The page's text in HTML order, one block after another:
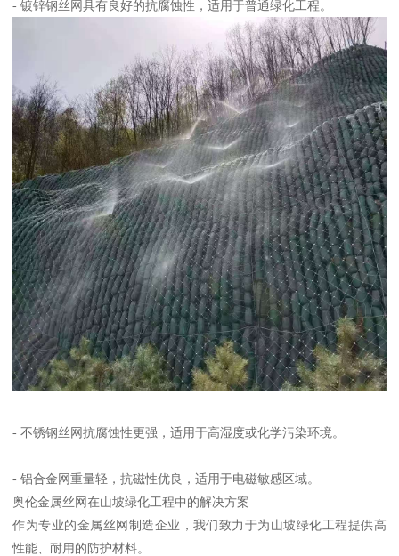
- 镀锌钢丝网具有良好的抗腐蚀性，适用于普通绿化工程。
- 不锈钢丝网抗腐蚀性更强，适用于高湿度或化学污染环境。
- 铝合金网重量轻，抗磁性优良，适用于电磁敏感区域。
奥伦金属丝网在山坡绿化工程中的解决方案
作为专业的金属丝网制造企业，我们致力于为山坡绿化工程提供高
性能、耐用的防护材料。